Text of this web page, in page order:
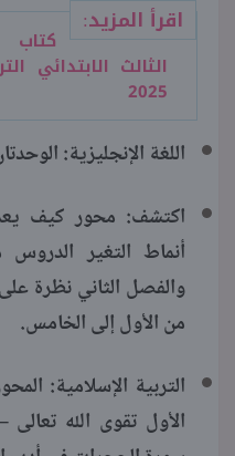
اقرأ المزيد:
الثالث الابتدائي
2025
اللغة الإنجليزية:
اكتشف: محور كيف
أنماط التغير
والفصل الثاني نظرة
من الأول إلى الخامس.
التربية الإسلامية:
الأول تقوى الله